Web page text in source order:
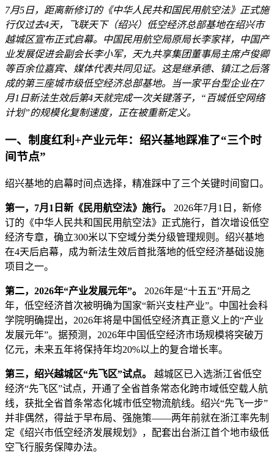
7月5日，距离新修订的《中华人民共和国民用航空法》正式施
行仅过去4天，飞联天下（绍兴）低空经济总部基地在绍兴市
越城区宣布正式启幕。中国民用航空局原局长李家祥，中国产
业发展促进会副会长李小军，天九共享集团董事局主席卢俊卿
等百余位嘉宾、媒体代表共同见证。这是继承德、镇江之后落
成的第三座城市级低空经济总部基地。当一家平台型企业在7
月1日新法生效后第4天就完成一次关键落子，“百城低空网络
计划”的规模化复制速度，正在被重新定义。
一、制度红利+产业元年：绍兴基地踩准了“三个时
间节点”
绍兴基地的启幕时间点选择，精准踩中了三个关键时间窗口。
第一，7月1日新《民用航空法》施行。
2026年7月1日，新修
订的《中华人民共和国民用航空法》正式施行，首次增设低空
经济专章，确立300米以下空域分类分级管理规则。绍兴基地
在4天后启幕，成为新法生效后首批落地的低空经济基础设施
项目之一。
第二，2026年“产业发展元年”。
2026年是“十五五”开局之
年，低空经济首次被明确为国家“新兴支柱产业”。中国社会科
学院明确提出，2026年将是中国低空经济真正意义上的“产业
发展元年”。据预测，2026年中国低空经济市场规模将突破万
亿元，未来五年将保持年均20%以上的复合增长率。
第三，绍兴越城区“先飞区”试点。
越城区已入选浙江省低空
经济“先飞区”试点，开通了全省首条常态化跨市域低空载人航
线，获批全省首条常态化城市低空物流航线。绍兴“先飞一步”
并非偶然，得益于早布局、强施策——两年前就在浙江率先制
定《绍兴市低空经济发展规划》，配套出台浙江首个地市级低
空飞行服务保障办法。